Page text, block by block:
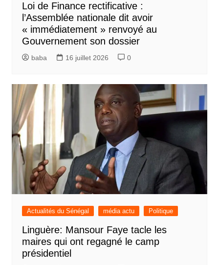
Loi de Finance rectificative :
l’Assemblée nationale dit avoir
« immédiatement » renvoyé au
Gouvernement son dossier
baba 16 juillet 2026 0
Actualités du Sénégal média actu Politique
Linguère: Mansour Faye tacle les
maires qui ont regagné le camp
présidentiel